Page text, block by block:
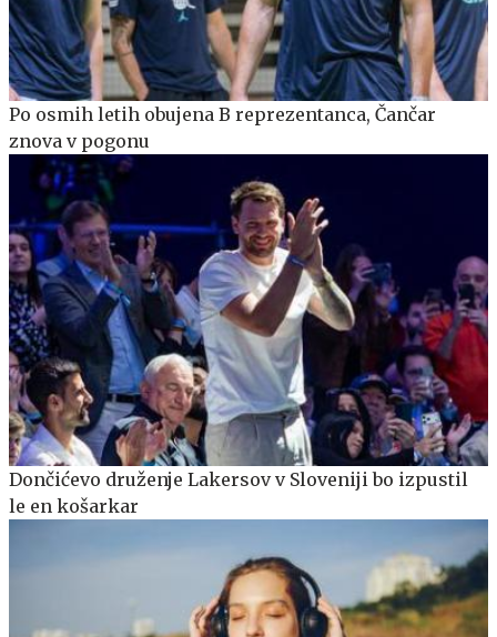
Po osmih letih obujena B reprezentanca, Čančar
znova v pogonu
Dončićevo druženje Lakersov v Sloveniji bo izpustil
le en košarkar